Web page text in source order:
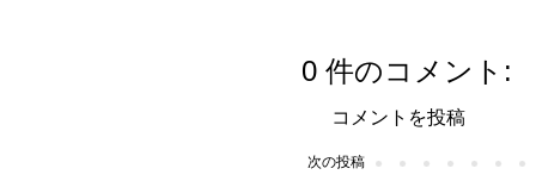
0 件のコメント:
コメントを投稿
次の投稿